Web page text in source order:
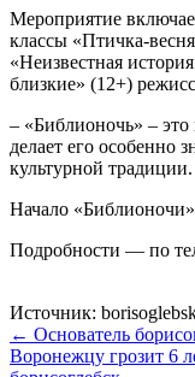
Мероприятие
классы «Птичка-
«Неизвестная
близкие» (12+)
– «Библионочь» –
делает его особенно
культурной
Начало
Подробности — по
Источник:
← Основатель
Воронежцу грозит 6